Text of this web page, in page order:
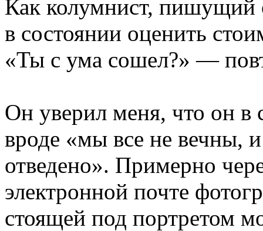
Как колумнист, пишущий
в состоянии оценить
«Ты с ума сошел?» —
Он уверил меня, что он в
вроде «мы все не вечны,
отведено». Примерно
электронной почте
стоящей под портретом